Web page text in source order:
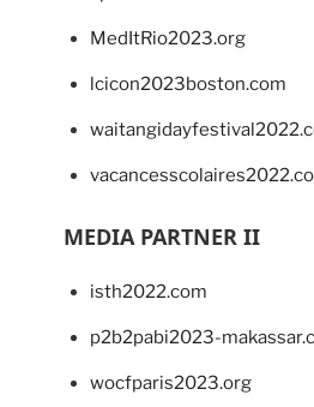
MedItRio2023.org
lcicon2023boston.com
MEDIA PARTNER II
isth2022.com
p2b2pabi2023-
wocfparis2023.org